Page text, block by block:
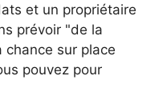
et un propriétaire
prévoir "de la
chance sur place
pouvez pour